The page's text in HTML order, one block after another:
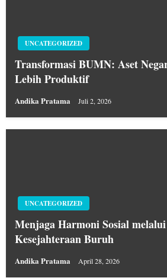
UNCATEGORIZED
Transformasi BUMN: Aset
Lebih Produktif
Andika Pratama Juli 2, 2026
UNCATEGORIZED
Menjaga Harmoni Sosial
Kesejahteraan Buruh
Andika Pratama April 28, 2026